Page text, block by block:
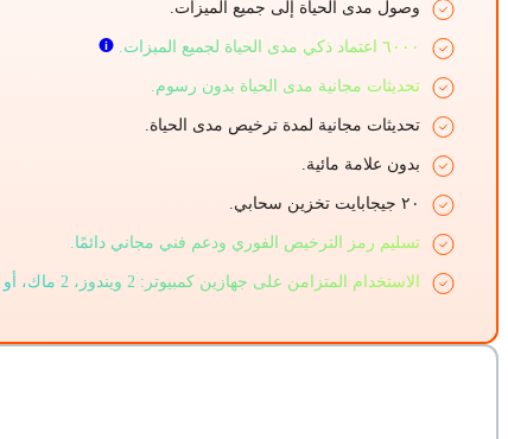
وصول مدى الحياة إلى جميع الميزات.
٦٠٠٠ اعتماد ذكي مدى الحياة لجميع الميزات.
تحديثات مجانية مدى الحياة بدون رسوم.
تحديثات مجانية لمدة ترخيص مدى الحياة.
بدون علامة مائية.
٢٠ جيجابايت تخزين سحابي.
تسليم رمز الترخيص الفوري ودعم فني مجاني دائمًا.
الاستخدام المتزامن على جهازين كمبيوتر: 2 ويندوز، 2 ماك، أو 1 لكل منهما.